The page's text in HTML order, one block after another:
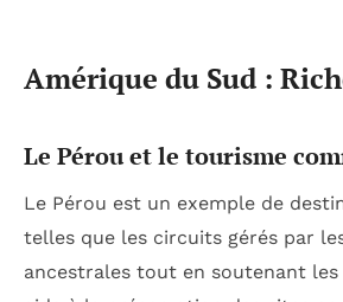
Amérique du Sud :
Le Pérou et le tourisme
Le Pérou est un exemple de
telles que les circuits gérés par
ancestrales tout en soutenant